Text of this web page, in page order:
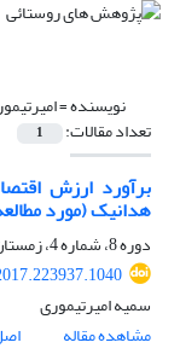
نویسنده =
تعداد مقالات: 1
برآورد ارزش
هدانیک (مورد
دوره 8، شماره 4، زمستان 1396، صفحه
سمیه امیرتیموری
مشاهده مقاله